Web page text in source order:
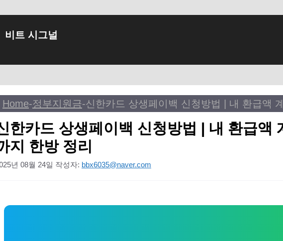
비트 시그널
Home-정부지원금-
한카드 상생페이백 신청방법 | 내 환급액
지 한방 정리
년 08월 24일 작성자: bbx6035@naver.com